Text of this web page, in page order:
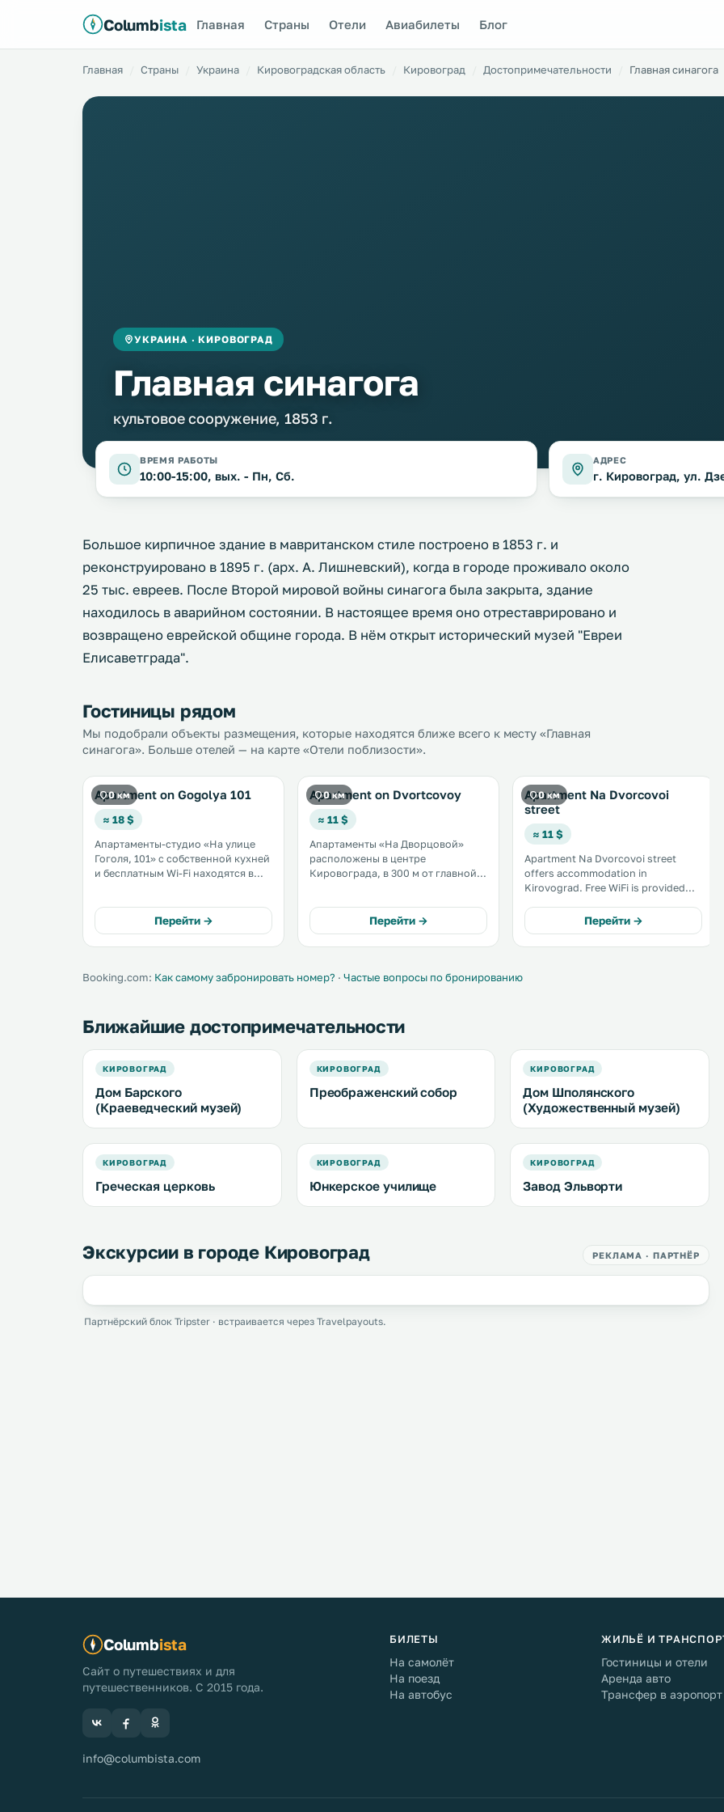
Columbista Главная Страны Отели Авиабилеты Блог
Главная Страны Украина Кировоградская область Кировоград Достопримечательности Главная синагога
УКРАИНА · КИРОВОГРАД
Главная синагога
культовое сооружение, 1853 г.
ВРЕМЯ РАБОТЫ
10:00-15:00, вых. - Пн, Сб.
АДРЕС
г. Кировоград, ул.
Большое кирпичное здание в мавританском стиле построено в 1853 г. и
реконструировано в 1895 г. (арх. А. Лишневский), когда в городе проживало около
25 тыс. евреев. После Второй мировой войны синагога была закрыта, здание
находилось в аварийном состоянии. В настоящее время оно отреставрировано и
возвращено еврейской общине города. В нём открыт исторический музей "Евреи
Елисаветграда".
Гостиницы рядом
Мы подобрали объекты размещения, которые находятся ближе всего к месту «Главная
синагога». Больше отелей — на карте «Отели поблизости».
0 км
Apartment on Gogolya 101
≈ 18 $
Апартаменты-студио «На улице
Гоголя, 101» с собственной кухней
и бесплатным Wi-Fi находятся в
экраном и кухня с микроволновой
печью, холодильником, плитой и
чайником. .
Перейти →
0 км
Apartment on Dvortcovoy
≈ 11 $
Апартаменты «На Дворцовой»
расположены в центре
Кировограда, в 300 м от главной
Перейти →
0 км
Apartment Na Dvorcovoi
street
≈ 11 $
Apartment Na Dvorcovoi street
offers accommodation in
Kirovograd. Free WiFi is provided
dining area and a kitchen complete
with an oven, a microwave and
fridge. A flat-screen TV with cable
Перейти →
Booking.com: Как самому забронировать номер? · Частые вопросы по бронированию
Ближайшие достопримечательности
КИРОВОГРАД
Дом Барского
(Краеведческий музей)
КИРОВОГРАД
Преображенский собор
КИРОВОГРАД
Дом Шполянского
(Художественный музей)
КИРОВОГРАД
Греческая церковь
КИРОВОГРАД
Юнкерское училище
КИРОВОГРАД
Завод Эльворти
Экскурсии в городе Кировоград РЕКЛАМА · ПАРТНЁР
Партнёрский блок Tripster · встраивается через Travelpayouts.
Columbista
Сайт о путешествиях и для
путешественников. С 2015 года.
info@columbista.com
БИЛЕТЫ
На самолёт
На поезд
На автобус
ЖИЛЬЁ И
Гостиницы и отели
Аренда авто
Трансфер в аэропорт